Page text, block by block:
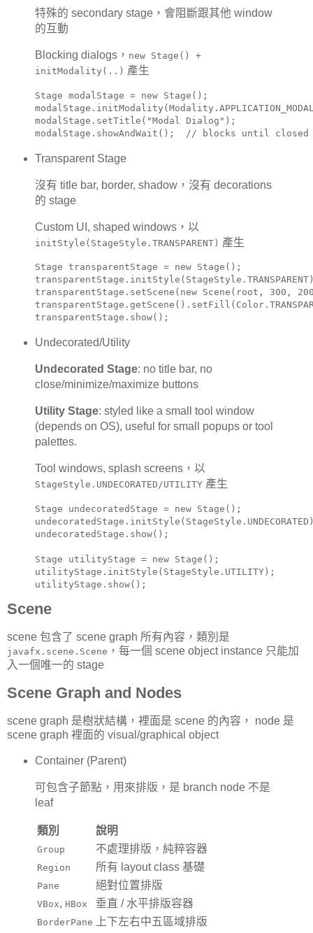
特殊的 secondary stage，會阻斷跟其他 window
的互動
Blocking dialogs， new Stage() +
initModality(..) 產生
Stage modalStage = new Stage();
modalStage.setTitle("Modal Dialog");
modalStage.showAndWait();  // blocks until closed
Transparent Stage
沒有 title bar, border, shadow，沒有 decorations
的 stage
Custom UI, shaped windows，以
initStyle(StageStyle.TRANSPARENT) 產生
Stage transparentStage = new Stage();
transparentStage.setScene(new Scene(root, 300,
transparentStage.show();
Undecorated/Utility
Undecorated Stage: no title bar, no
close/minimize/maximize buttons
Utility Stage: styled like a small tool window
(depends on OS), useful for small popups or tool
palettes.
Tool windows, splash screens，以
StageStyle.UNDECORATED/UTILITY產生
Stage undecoratedStage = new Stage();
undecoratedStage.show();
Stage utilityStage = new Stage();
utilityStage.initStyle(StageStyle.UTILITY);
utilityStage.show();
Scene
scene 包含了 scene graph 所有內容，類別是
javafx.scene.Scene ，每一個 scene object instance 只能加
入一個唯一的 stage
Scene Graph and Nodes
scene graph 是樹狀結構，裡面是 scene 的內容， node 是
scene graph 裡面的 visual/graphical object
Container (Parent)
可包含子節點，用來排版，是 branch node 不是
leaf
類別 說明
Group 不處理排版，純粹容器
Region 所有 layout class 基礎
Pane 絕對位置排版
VBox, HBox 垂直 / 水平排版容器
BorderPane 上下左右中五區域排版